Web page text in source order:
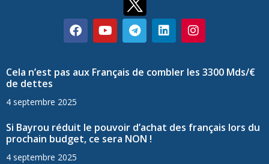
Cela n’est pas aux Français de combler les 3300 Mds/€
de dettes
4 septembre 2025
Si Bayrou réduit le pouvoir d’achat des français lors du
prochain budget, ce sera NON !
4 septembre 2025